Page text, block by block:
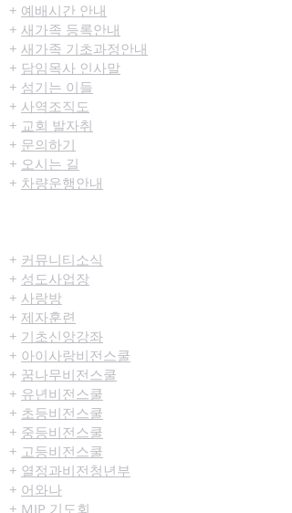
+ 예배시간 안내
+ 새가족 등록안내
+ 새가족 기초과정안내
+ 담임목사 인사말
+ 섬기는 이들
+ 사역조직도
+ 교회 발자취
+ 문의하기
+ 오시는 길
+ 차량운행안내
+ 커뮤니티​소식
+ 성도사업장
+ 사랑방
+ 제자훈련
+ 기초신앙강좌
+ 아이사랑비전스쿨
+ 꿈나무비전스쿨
+ 유년비전스쿨
+ 초등비전스쿨
+ 중등비전스쿨
+ 고등비전스쿨
+ 열정과비전청년부
+ 어와나
+ MIP 기도회